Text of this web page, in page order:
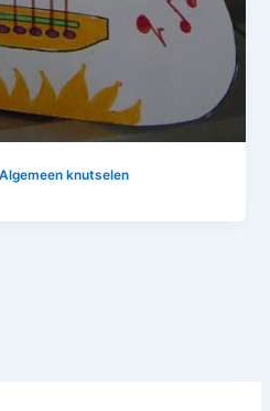
Algemeen knutselen